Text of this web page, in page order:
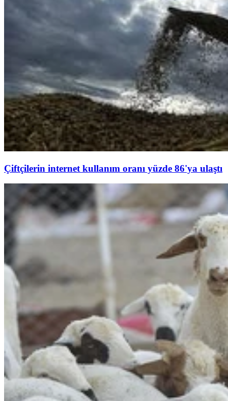
Çiftçilerin internet kullanım oranı yüzde 86'ya ulaştı